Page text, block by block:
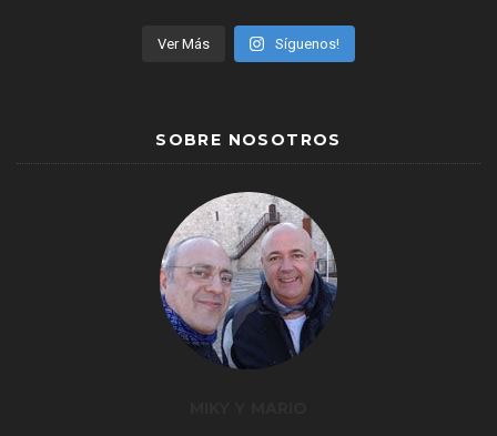
Ver Más Síguenos!
SOBRE NOSOTROS